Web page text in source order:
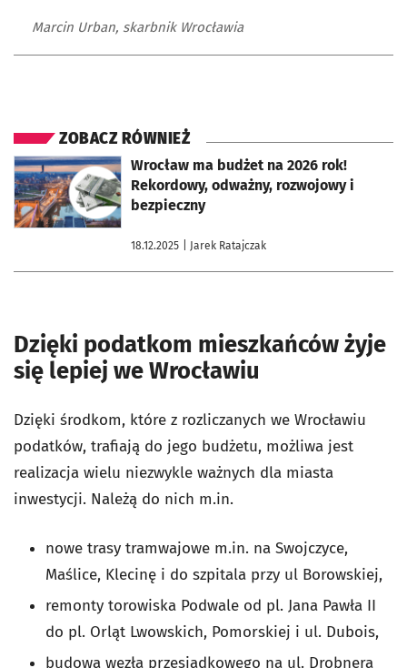
Marcin Urban, skarbnik Wrocławia
ZOBACZ RÓWNIEŻ
Wrocław ma budżet na 2026 rok!
Rekordowy, odważny, rozwojowy i
bezpieczny
18.12.2025 | Jarek Ratajczak
otworzy się w nowej karcie
Dzięki podatkom mieszkańców żyje
się lepiej we Wrocławiu
Dzięki środkom, które z rozliczanych we Wrocławiu
podatków, trafiają do jego budżetu, możliwa jest
realizacja wielu niezwykle ważnych dla miasta
inwestycji. Należą do nich m.in.
nowe trasy tramwajowe m.in. na Swojczyce,
Maślice, Klecinę i do szpitala przy ul Borowskiej,
remonty torowiska Podwale od pl. Jana Pawła II
do pl. Orląt Lwowskich, Pomorskiej i ul. Dubois,
budowa węzła przesiadkowego na ul. Drobnera